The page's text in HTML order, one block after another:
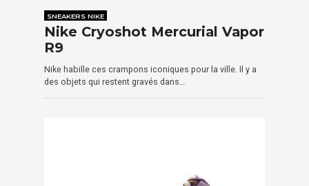
SNEAKERS NIKE
Nike Cryoshot Mercurial Vapor
R9
Nike habille ces crampons iconiques pour la ville. Il y a
des objets qui restent gravés dans…